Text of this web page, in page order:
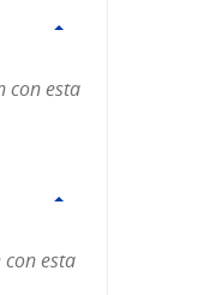
con esta
esta